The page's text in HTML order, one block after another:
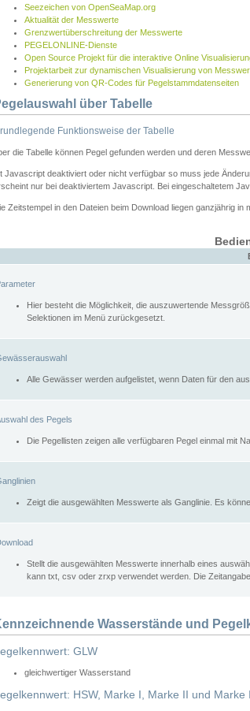
Seezeichen von OpenSeaMap.org
Aktualität der Messwerte
Grenzwertüberschreitung der Messwerte
PEGELONLINE-Dienste
Open Source Projekt für die interaktive Online
Projektarbeit zur dynamischen Visualisierung von
Generierung von QR-Codes für Pegelstammdatenseiten
über Tabelle
Funktionsweise der Tabelle
die Tabelle können Pegel gefunden werden und deren
Javascript deaktiviert oder nicht verfügbar so muss jede
nur bei deaktiviertem Javascript. Bei eingeschaltetem
Zeitstempel in den Dateien beim Download liegen ganzjährig in
Hier besteht die Möglichkeit, die auszuwertende
Selektionen im Menü zurückgesetzt.
Alle Gewässer werden aufgelistet, wenn Daten für den
des Pegels
Die Pegellisten zeigen alle verfügbaren Pegel einmal mit
Zeigt die ausgewählten Messwerte als Ganglinie. Es
Stellt die ausgewählten Messwerte innerhalb eines
kann txt, csv oder zrxp verwendet werden. Die
Wasserstände und
GLW
gleichwertiger Wasserstand
HSW, Marke I, Marke II und Marke